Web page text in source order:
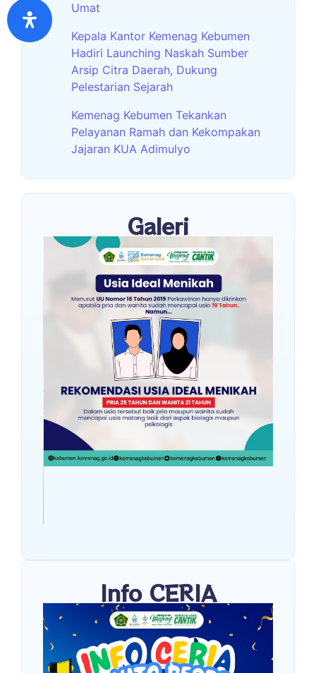
Umat
Kepala Kantor Kemenag Kebumen
Hadiri Launching Naskah Sumber
Arsip Citra Daerah, Dukung
Pelestarian Sejarah
Kemenag Kebumen Tekankan
Pelayanan Ramah dan Kekompakan
Jajaran KUA Adimulyo
Galeri
Info CERIA